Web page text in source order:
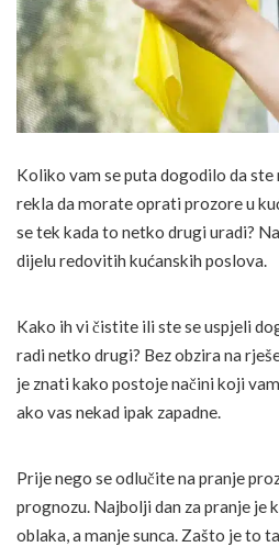
Koliko vam se puta dogodilo da ste
rekla da morate oprati prozore u
se tek kada to netko drugi uradi?
dijelu redovitih kućanskih poslova.
Kako ih vi čistite ili ste se uspjeli
radi netko drugi? Bez obzira na
je znati kako postoje načini koji
ako vas nekad ipak zapadne.
Prije nego se odlučite na pranje
prognozu. Najbolji dan za pranje je
oblaka, a manje sunca. Zašto je to